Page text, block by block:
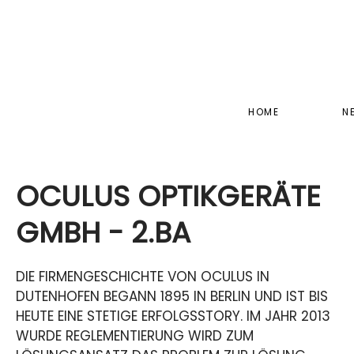
HOME
OCULUS OPTIKGERÄTE
GMBH - 2.BA
DIE FIRMENGESCHICHTE VON OCULUS IN
DUTENHOFEN BEGANN 1895 IN BERLIN UND IST BIS
HEUTE EINE STETIGE ERFOLGSSTORY. IM JAHR 2013
WURDE REGLEMENTIERUNG WIRD ZUM